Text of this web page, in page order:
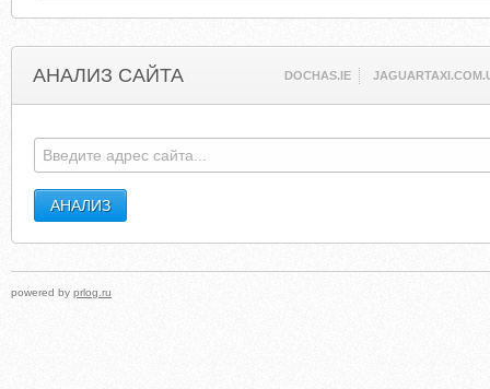
АНАЛИЗ САЙТА DOCHAS.IE
powered by prlog.ru